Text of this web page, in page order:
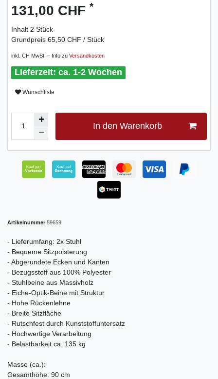
131,00 CHF *
Inhalt 2 Stück
Grundpreis 65,50 CHF / Stück
inkl. CH MwSt. – Info zu Versandkosten
ca. 1-2 Wochen
Wunschliste
In den Warenkorb
Artikelnummer 59659
- Lieferumfang: 2x Stuhl
- Bequeme Sitzpolsterung
- Abgerundete Ecken und Kanten
- Bezugsstoff aus 100% Polyester
- Stuhlbeine aus Massivholz
- Eiche-Optik-Beine mit Struktur
- Hohe Rückenlehne
- Breite Sitzfläche
- Rutschfest durch Kunststoffuntersatz
- Hochwertige Verarbeitung
- Belastbarkeit ca. 135 kg
Masse (ca.):
Gesamthöhe: 90 cm